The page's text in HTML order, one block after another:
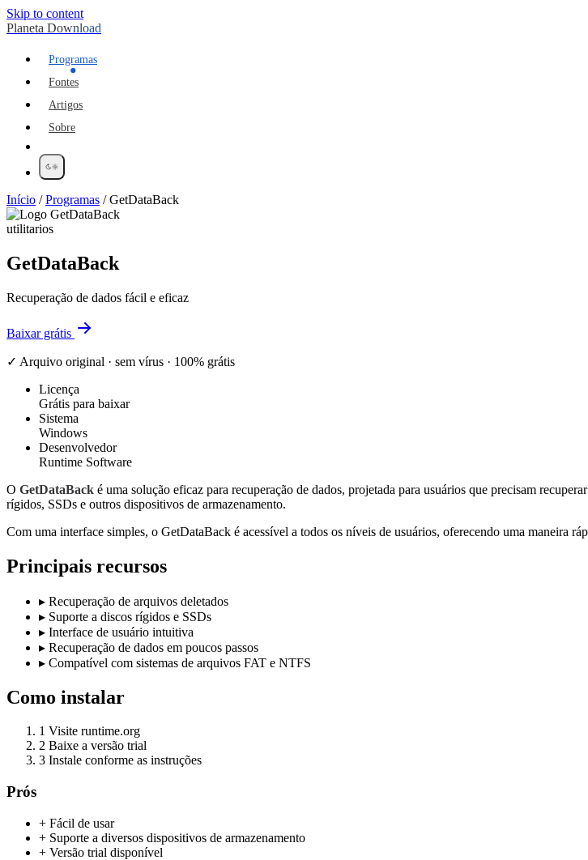
Skip to content
Planeta Download
Programas
Fontes
Artigos
Sobre
Início /Programas /GetDataBack
utilitarios
GetDataBack
Recuperação de dados fácil e eficaz
Baixar grátis
✓ Arquivo original · sem vírus · 100% grátis
Licença
Grátis para baixar
Sistema
Windows
Desenvolvedor
Runtime Software
O GetDataBack é uma solução eficaz para recuperação de dados, projetada para usuários que precisam
rígidos, SSDs e outros dispositivos de armazenamento.
Com uma interface simples, o GetDataBack é acessível a todos os níveis de usuários, oferecendo uma maneira
Principais recursos
▸ Recuperação de arquivos deletados
▸ Suporte a discos rígidos e SSDs
▸ Interface de usuário intuitiva
▸ Recuperação de dados em poucos passos
▸ Compatível com sistemas de arquivos FAT e NTFS
Como instalar
1 Visite runtime.org
2 Baixe a versão trial
3 Instale conforme as instruções
Prós
+ Fácil de usar
+ Suporte a diversos dispositivos de armazenamento
+ Versão trial disponível